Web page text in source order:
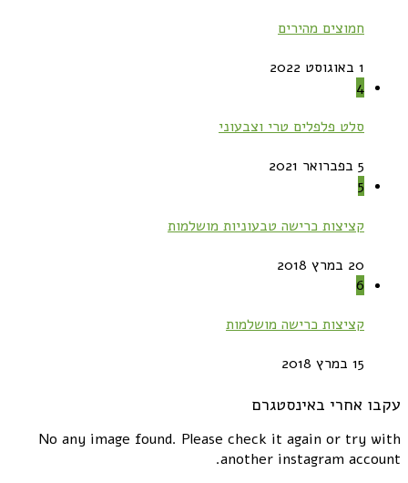
חמוצים מהירים
1 באוגוסט 2022
4
סלט פלפלים טרי וצבעוני
5 בפברואר 2021
5
קציצות כרישה טבעוניות מושלמות
20 במרץ 2018
6
קציצות כרישה מושלמות
15 במרץ 2018
עקבו אחרי באינסטגרם
No any image found. Please check it again or try with
another instagram account.